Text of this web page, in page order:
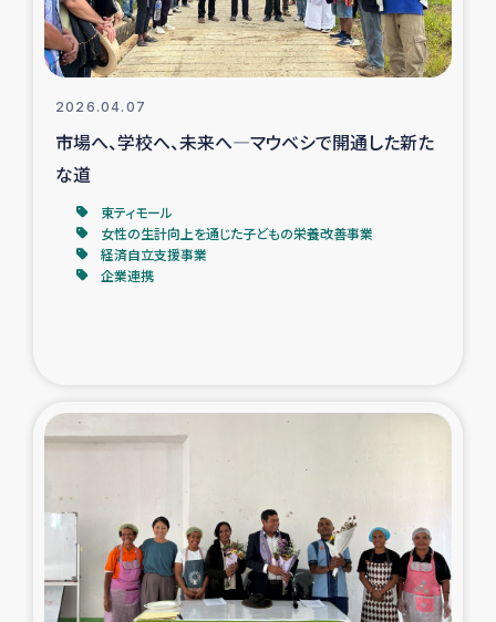
レバノンでのシリア難民への教育支援事業
海外ルーツの市民との共生
インターン・ボランティア日誌
経済自立支援事業
2026.04.07
市場へ、学校へ、未来へ―マウベシで開通した新た
な道
東ティモール
女性の生計向上を通じた子どもの栄養改善事業
経済自立支援事業
企業連携